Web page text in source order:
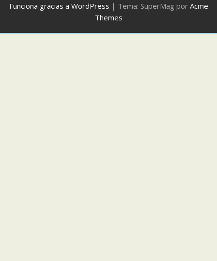
Funciona gracias a WordPress | Tema: SuperMag por Acme
Themes